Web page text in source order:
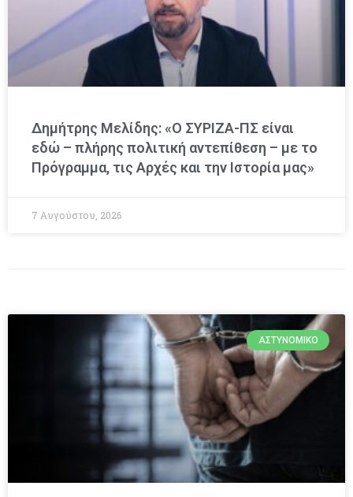
Δημήτρης Μελίδης: «Ο ΣΥΡΙΖΑ-ΠΣ είναι
εδώ – πλήρης πολιτική αντεπίθεση – με το
Πρόγραμμα, τις Αρχές και την Ιστορία μας»
7 Αυγούστου, 2026
ΑΣΤΥΝΟΜΙΚΌ